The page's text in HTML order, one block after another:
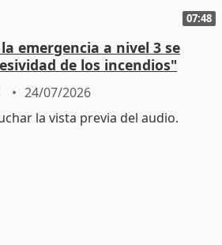
07:48
emergencia a nivel 3 se
de los incendios"
24/07/2026